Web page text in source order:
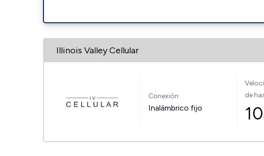
Illinois Valley Cellular
Conexión:
Inalámbrico fijo
de
10